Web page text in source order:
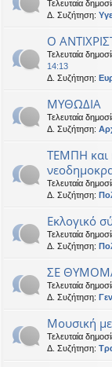
Τελευταία
Δ. Συζήτηση:
Ο
Τελευταία
14:13
Δ. Συζήτηση:
ΜΥΘΩΔΙΑ
Τελευταία
Δ. Συζήτηση:
ΤΕΜΠΗ και
Τελευταία
Δ. Συζήτηση:
Εκλογικό
Τελευταία
Δ. Συζήτηση:
ΣΕ
Τελευταία
Δ. Συζήτηση:
Μουσική
Τελευταία
Δ. Συζήτηση: